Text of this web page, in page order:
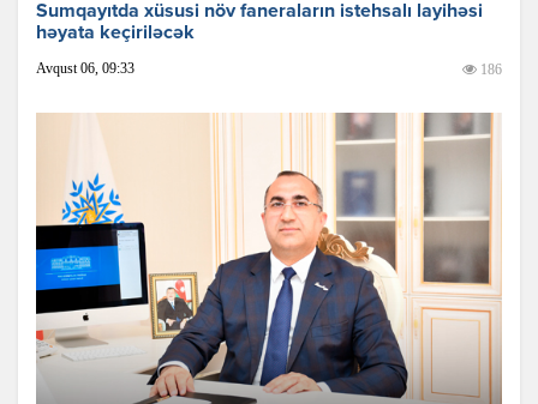
Sumqayıtda xüsusi növ faneraların istehsalı layihəsi
həyata keçiriləcək
Avqust 06, 09:33 186